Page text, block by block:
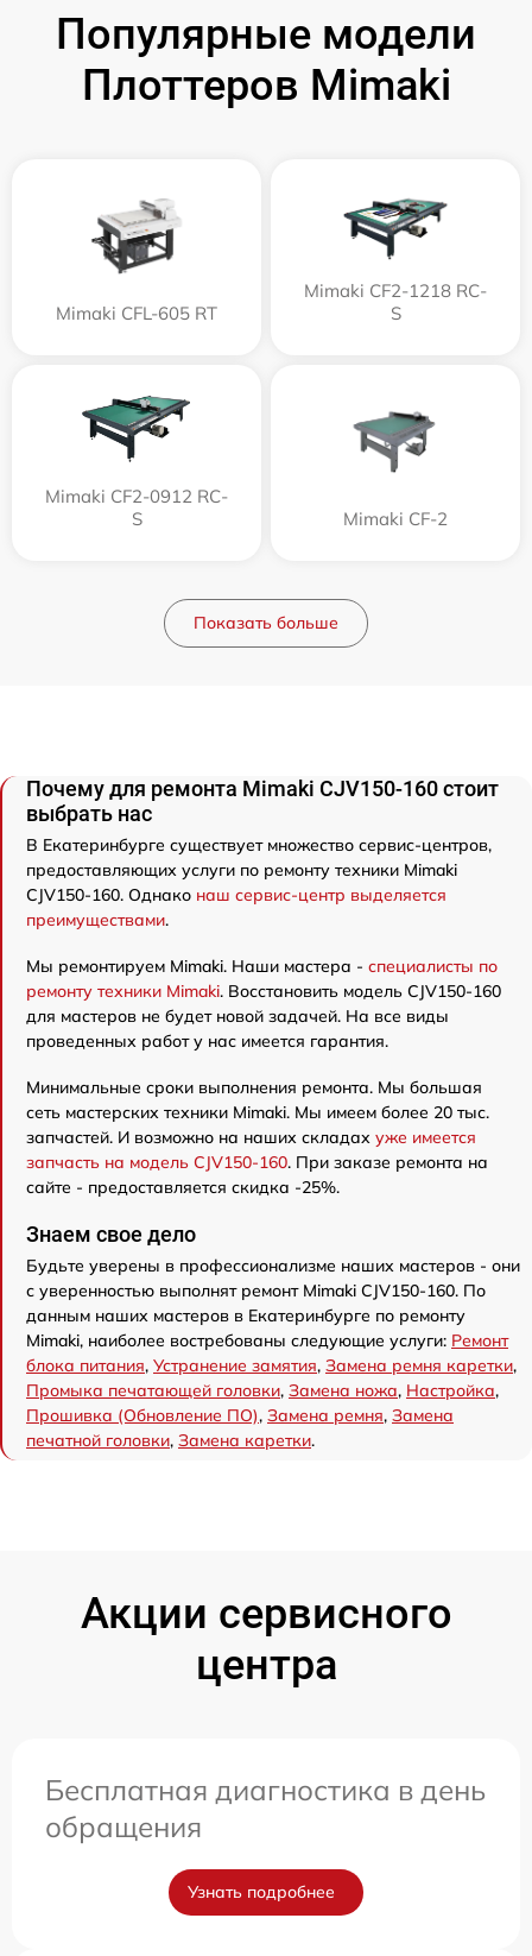
Популярные модели
Плоттеров Mimaki
Mimaki CFL-605 RT
Mimaki CF2-1218 RC-
S
Mimaki CF2-0912 RC-
S
Mimaki CF-2
Показать больше
Почему для ремонта Mimaki СJV150-160 стоит
выбрать нас
В Екатеринбурге существует множество сервис-центров,
предоставляющих услуги по ремонту техники Mimaki
СJV150-160. Однако наш сервис-центр выделяется
преимуществами.
Мы ремонтируем Mimaki. Наши мастера - специалисты по
ремонту техники Mimaki. Восстановить модель СJV150-160
для мастеров не будет новой задачей. На все виды
проведенных работ у нас имеется гарантия.
Минимальные сроки выполнения ремонта. Мы большая
сеть мастерских техники Mimaki. Мы имеем более 20 тыс.
запчастей. И возможно на наших складах уже имеется
запчасть на модель СJV150-160. При заказе ремонта на
сайте - предоставляется скидка -25%.
Знаем свое дело
Будьте уверены в профессионализме наших мастеров - они
с уверенностью выполнят ремонт Mimaki СJV150-160. По
данным наших мастеров в Екатеринбурге по ремонту
Mimaki, наиболее востребованы следующие услуги: Ремонт
блока питания, Устранение замятия, Замена ремня каретки,
Промыка печатающей головки, Замена ножа, Настройка,
Прошивка (Обновление ПО), Замена ремня, Замена
печатной головки, Замена каретки.
Акции сервисного
центра
Бесплатная диагностика в день
обращения
Узнать подробнее